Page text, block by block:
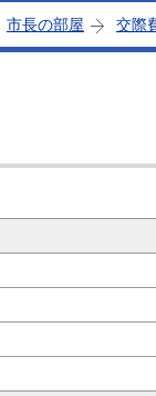
市長の部屋 交際